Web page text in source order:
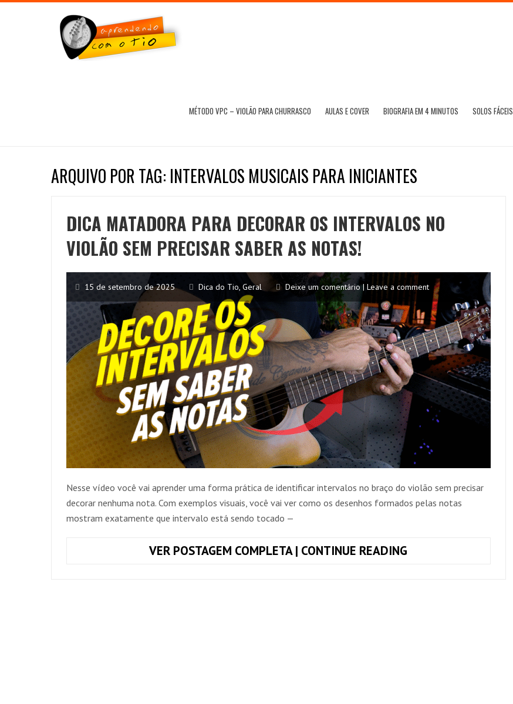
MÉTODO VPC – VIOLÃO PARA CHURRASCO AULAS E COVER BIOGRAFIA EM 4 MINUTOS SOLOS FÁCEIS
ARQUIVO POR TAG: INTERVALOS MUSICAIS PARA INICIANTES
DICA MATADORA PARA DECORAR OS INTERVALOS NO
VIOLÃO SEM PRECISAR SABER AS NOTAS!
15 de setembro de 2025 Dica do Tio, Geral Deixe um comentário | Leave a comment
Nesse vídeo você vai aprender uma forma prática de identificar intervalos no braço do violão sem precisar
decorar nenhuma nota. Com exemplos visuais, você vai ver como os desenhos formados pelas notas
mostram exatamente que intervalo está sendo tocado —
VER POSTAGEM COMPLETA | CONTINUE READING